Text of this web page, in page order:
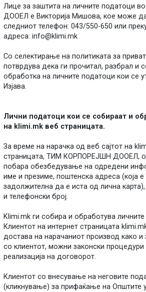
Лице за заштита на личните податоци
ДООЕЛ е Викторија Мишова, кое може
следниот телефон: 043/550-650 или
адреса: info@klimi.mk
Со селектирање на политиката за
потврдува дека ги прочитал, разбрал и
обработка на личните податоци кои се
Изјава.
Лични податоци кои се собираат и
на klimi.mk веб страницата.
За време на нарачка од веб сајтот на
страницата, ТИМ КОРПОРЕЈШН ДООЕЛ,
побара обезбедување на одредени
име и презиме, поштенска адреса (која е
задолжителна да е иста од лична
и телефонски број.
Klimi.mk ги собира и обработува
Клиентот на интернет страницата
достава на нарачаниот производ како и
со клиентот, можни законски процедури
реализација на договорот.
Клиентот со внесување на неговите
(кликнување) за прифаќање на Општите